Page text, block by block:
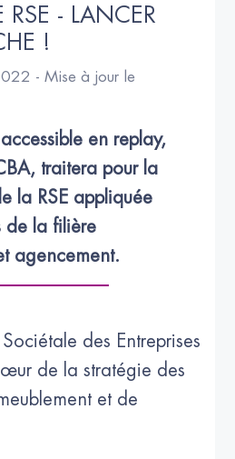
- LANCER
!
- Mise à jour le
en replay,
traitera pour la
la RSE appliquée
de la filière
agencement.
des Entreprises
de la stratégie des
et de